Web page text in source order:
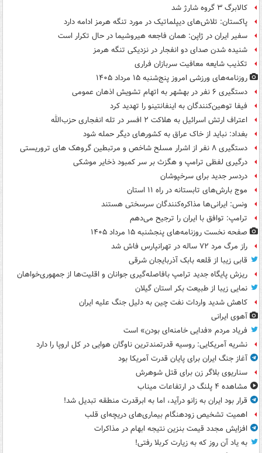
کالابرگ ۳ گروه شارژ شد
پاکستان: تلاش‌های دیپلماتیک در مورد تنگه هرمز ادامه دارد
سفیر ایران در ژاپن: همان فاجعه هیروشیما در حال تکرار است
شنیده شدن صدای دو انفجار در نزدیکی تنگه هرمز
تکذیب شایعه معافیت سربازان فراری
روزنامه‌های ورزشی امروز پنج‌شنبه ۱۵ مرداد ۱۴۰۵
دستگیری ۶ نفر در بهشهر به اتهام تشویش اذهان عمومی
فیفا توهین‌کنندگان به اینفانتینو را تهدید کرد
اعتراف ارتش اسرائیل به هلاکت ۲ افسر در تله انفجاری حزب‌الله
بغداد: نباید از خاک عراق به کشورهای دیگر حمله شود
دستگیری ۸ نفر از اشرار مسلح شاخص و مرتبطین گروهک های تروریستی
درگیری لفظی ترامپ و هگزث بر سر کمبود ذخایر موشکی
دردسر جدید برای سرخپوشان
موج بارش‌های تابستانه در راه ۱۱ استان
ونس: ایرانی‌ها مذاکره‌کنندگان سرسختی هستند
ترامپ: توافق با ایران را ترجیح می‌دهم
صفحه نخست روزنامه‌های پنجشنبه ۱۵ مرداد ۱۴۰۵
راز مرگ مرد ۷۲ ساله در تهرانپارس فاش شد
قابی زیبا از قلعه بابک آذربایجان شرقی
ریزش پایگاه جدید ترامپ بافاصله‌گیری جوانان و اقلیت‌ها از جمهوری‌خواهان
نمایی زیبا از طبیعت بکر استان گیلان
کاهش شدید واردات نفت چین به دلیل جنگ علیه ایران
آهوی ایرانی
فریاد مردم «فدایی خامنه‌ای بودن» است
نشریه آمریکایی: روسیه قدرتمندترین ناوگان هوایی در کل اروپا را دارد
آغاز جنگ ایران برای پایان قدرت آمریکا بود
سناریوی بلاگر زن برای قتل شوهرش
مشاهده ۴ پلنگ در ارتفاعات میناب
قرار بود ایران به زانو درآید، اما به ابرقدرت منطقه تبدیل شد!
اهمیت تشخیص زودهنگام بیماری‌های دریچه‌ای قلب
افزایش مجدد قیمت بنزین نتیجه ابهام در مذاکرات
به یاد آن روز که به زیارت کربلا رفتی!